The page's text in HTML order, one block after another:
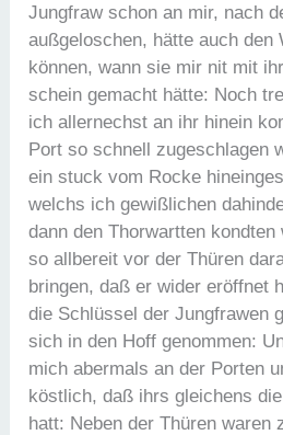
Jungfraw schon an mir, nach
außgeloschen, hätte auch den
können, wann sie mir nit mit
schein gemacht hätte: Noch
ich allernechst an ihr hinein
Port so schnell zugeschlagen
ein stuck vom Rocke
welchs ich gewißlichen
dann den Thorwartten
so allbereit vor der Thüren
bringen, daß er wider eröffnet
die Schlüssel der Jungfrawen
sich in den Hoff genommen:
mich abermals an der Porten
köstlich, daß ihrs gleichens
hatt: Neben der Thüren waren